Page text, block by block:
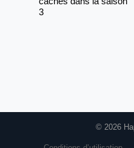
3
© 2026